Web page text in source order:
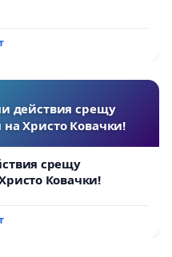
действия срещу
Христо Ковачки!
срещу
Ковачки!